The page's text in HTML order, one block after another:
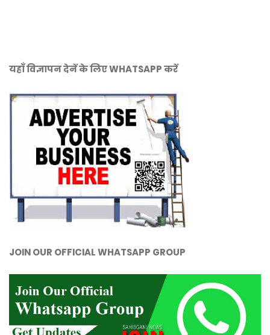
यहाँ विज्ञापन देनें के लिए WHATSAPP करें
JOIN OUR OFFICIAL WHATSAPP GROUP